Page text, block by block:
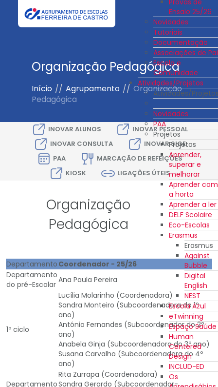
Ensaio 25/26
Novidades
Tutoriais
Documentação
Associações de
Escola e
Comunidade
Atividades/Projetos
Atividades/
Novidades
PAA
Projetos
Projetos
Aprender,
superar e
melhorar
Aprender com
a horta
Aprender a ler
DELF Scolaire
Eco-Escolas
Erasmus
Erasmus
Against
Bubble
Digital
English
NEST
Escola Azul
eTwinning
Espaço Saúde
Human
Centered
Design
INCLUD-ED
Os
Organização Pedagógica
Início // Agrupamento // Organização
Pedagógica
INOVAR ALUNOS
INOVAR PESSOAL
INOVAR CONSULTA
INOVAR SIGE
PAA
MARCAÇÃO DE REFEIÇÕES
KIOSK
LIGAÇÕES ÚTEIS
Organização
Pedagógica
Departamento Coordenador - 25/26
Departamento
do pré-Escolar Ana Paula Pereira
1º ciclo
Lucília Molarinho (Coordenadora)
Sandra Monteiro (Subcoordenadora do 1º
ano)
António Fernandes (Subcoordenador do 2º
ano)
Anabela Ginja (Subcoordenadora do 3º ano)
Susana Carvalho (Subcoordenadora do 4º
ano)
Departamento
Rita Zurrapa (Coordenadora)
Sandra Gerardo (Subcoordenador-